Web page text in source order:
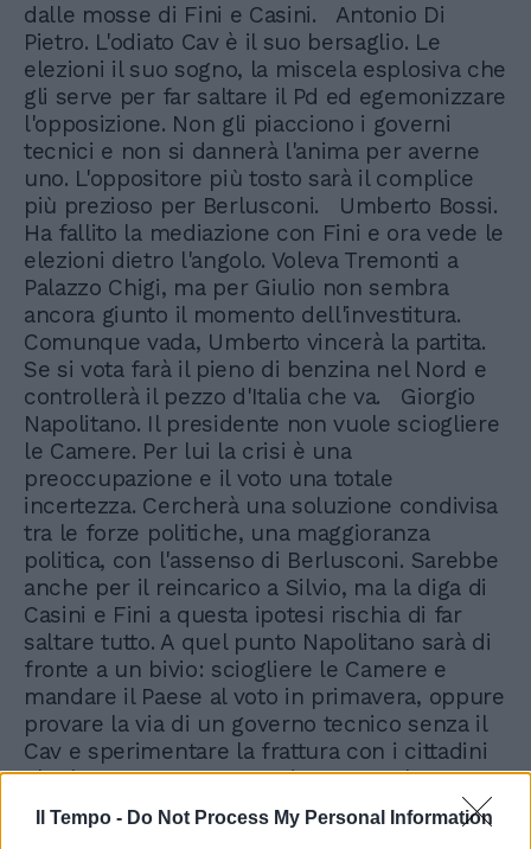
Il Tempo - Do Not Process My Personal Information
dalle mosse di Fini e Casini. Antonio Di
Pietro. L'odiato Cav è il suo bersaglio. Le
elezioni il suo sogno, la miscela esplosiva che
gli serve per far saltare il Pd ed egemonizzare
l'opposizione. Non gli piacciono i governi
tecnici e non si dannerà l'anima per averne
uno. L'oppositore più tosto sarà il complice
più prezioso per Berlusconi. Umberto Bossi.
Ha fallito la mediazione con Fini e ora vede le
elezioni dietro l'angolo. Voleva Tremonti a
Palazzo Chigi, ma per Giulio non sembra
ancora giunto il momento dell'investitura.
Comunque vada, Umberto vincerà la partita.
Se si vota farà il pieno di benzina nel Nord e
controllerà il pezzo d'Italia che va. Giorgio
Napolitano. Il presidente non vuole sciogliere
le Camere. Per lui la crisi è una
preoccupazione e il voto una totale
incertezza. Cercherà una soluzione condivisa
tra le forze politiche, una maggioranza
politica, con l'assenso di Berlusconi. Sarebbe
anche per il reincarico a Silvio, ma la diga di
Casini e Fini a questa ipotesi rischia di far
saltare tutto. A quel punto Napolitano sarà di
fronte a un bivio: sciogliere le Camere e
mandare il Paese al voto in primavera, oppure
provare la via di un governo tecnico senza il
Cav e sperimentare la frattura con i cittadini
che hanno votato centrodestra. Sa che
questo è un pericolo, una ferita sul corpo
elettorale. Vuole evitarlo, ma alla fine